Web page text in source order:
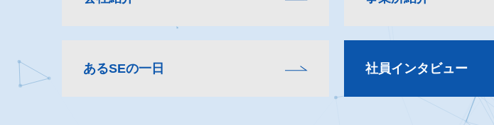
あるSEの一日 社員インタビュー